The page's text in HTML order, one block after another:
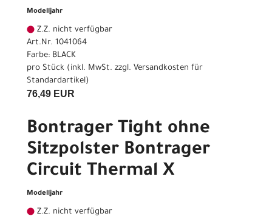
Modelljahr
Z.Z. nicht verfügbar
Art.Nr. 1041064
Farbe: BLACK
pro Stück (inkl. MwSt. zzgl. Versandkosten für
Standardartikel)
76,49 EUR
Bontrager Tight ohne
Sitzpolster Bontrager
Circuit Thermal X
Modelljahr
Z.Z. nicht verfügbar